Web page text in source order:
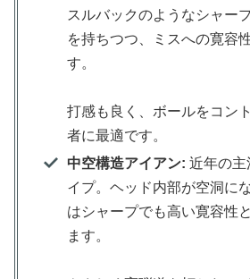
スルバックのようなシャー
を持ちつつ、ミスへの寛容
す。
打感も良く、ボールをコン
者に最適です。
中空構造アイアン: 近年の主
イプ。ヘッド内部が空洞に
はシャープでも高い寛容性
ます。